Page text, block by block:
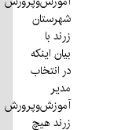
شهرستان
زرند با
بیان اینکه
در انتخاب
مدیر
آموزش‌وپرورش
زرند هیچ